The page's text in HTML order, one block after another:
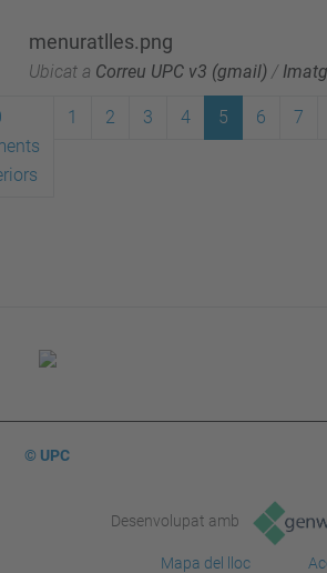
menuratlles.png
Ubicat a Correu UPC v3 (gmail) /
1 2 3 4 5 6 7
© UPC
Desenvolupat amb
Mapa del lloc